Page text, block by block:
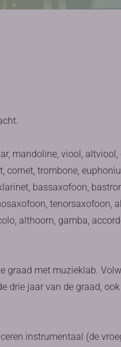
mandoline, viool, altviool,
cornet, trombone,
bassaxofoon,
tenorsaxofoon,
althoorn, gamba,
graad met muzieklab.
drie jaar van de graad,
instrumentaal (de